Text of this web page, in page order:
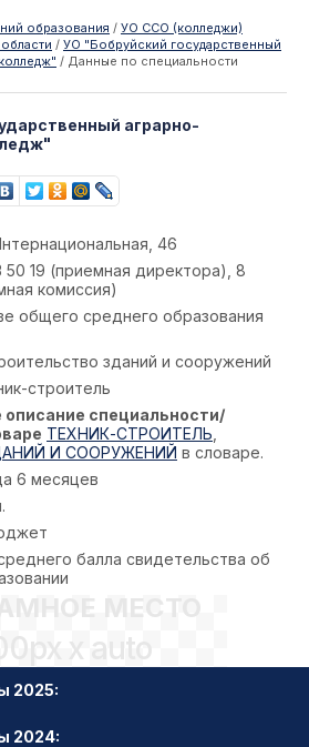
образования / УО ССО (колледжи)
/ УО "Бобруйский государственный
/ Данные по специальности
аграрно-
46
50 19 (приемная директора), 8
комиссия)
общего среднего образования
зданий и сооружений
строитель
специальности/
ТЕХНИК-СТРОИТЕЛЬ
И СООРУЖЕНИЙ в словаре.
6 месяцев
балла свидетельства об
МЕСТО
x auto
2025:
2024: